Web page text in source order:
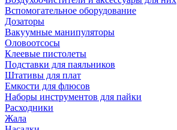
Вспомогательное оборудование
Дозаторы
Вакуумные манипуляторы
Оловоотсосы
Клеевые пистолеты
Подставки для паяльников
Штативы для плат
Емкости для флюсов
Наборы инструментов для пайки
Расходники
Жала